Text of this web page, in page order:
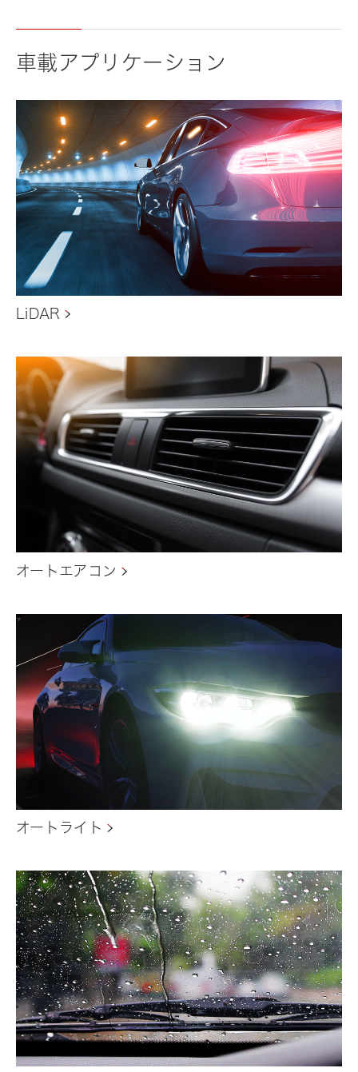
車載アプリケーション
LiDAR
オートエアコン
オートライト